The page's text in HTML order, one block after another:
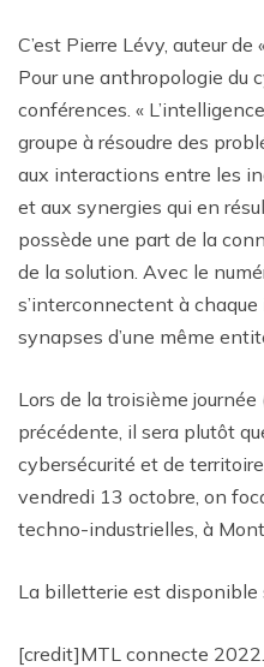
C’est Pierre Lévy, auteur
Pour une anthropologie du
conférences. «
groupe à résoudre des
aux interactions entre les
et aux synergies qui en
possède une part de la
de la solution. Avec le
s’interconnectent à
synapses d’une même
Lors de la troisième
précédente, il sera plutôt
cybersécurité et de
vendredi 13 octobre, on
techno-industrielles, à
La billetterie est disponible
[credit]MTL connecte